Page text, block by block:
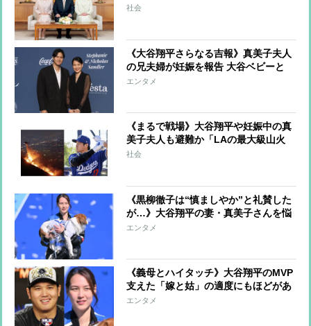
まる愛子さまのファッションのポイン
社会
《大谷翔平さらなる吉報》真美子夫人
の兄夫婦が妊娠を報告 大谷ベビーと
「同い年のいとこ」
エンタメ
《まるで戦場》大谷翔平や妊娠中の真
美子夫人も避難か「LAの最大級山火
事」セレブの街を焼き尽くした「衝撃
社会
《黒柳徹子は“慎ましやか”と礼賛した
が…》大谷翔平の妻・真美子さんを悩
ませる“理想の妻”幻想 日米で異なる
エンタメ
《義母とハイタッチ》大谷翔平のMVP
支えた「嫁と姑」の適度にもほどがあ
る距離感 母・加代子さんも「結婚後
エンタメ